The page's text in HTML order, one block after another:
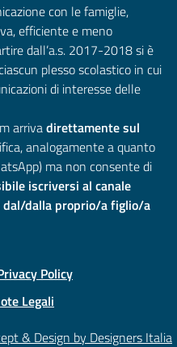
con le famiglie,
efficiente e meno
dall’a.s. 2017-2018 si è
plesso scolastico in cui
di interesse delle
arrivadirettamente sul
analogamente a quanto
ma non consente di
iscriversi al canale
dal/dalla proprio/a figlio/a
Policy
Legali
& Design by Designers Italia